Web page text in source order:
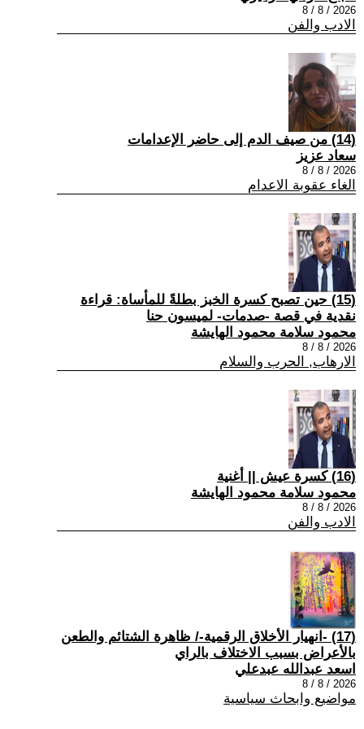
2026 / 8 / 8
الادب والفن
(14) من صيف الدم إلى حاضر الإعدامات
سعاد عزيز
2026 / 8 / 8
الغاء عقوبة الاعدام
(15) حين تصبح كسرة الخبز بطلةً للمأساة: قراءة
نقدية في قصة -صدمات- لميسون حنا
محمود سلامة محمود الهايشة
2026 / 8 / 8
الارهاب, الحرب والسلام
(16) كسرة عيش || أغنية
محمود سلامة محمود الهايشة
2026 / 8 / 8
الادب والفن
(17) -انهيار الأخلاق الرقمية-/ ظاهرة الشتائم والطعن
بالأعراض بسبب الاختلاف بالراي
اسعد عبدالله عبدعلي
2026 / 8 / 8
مواضيع وابحاث سياسية